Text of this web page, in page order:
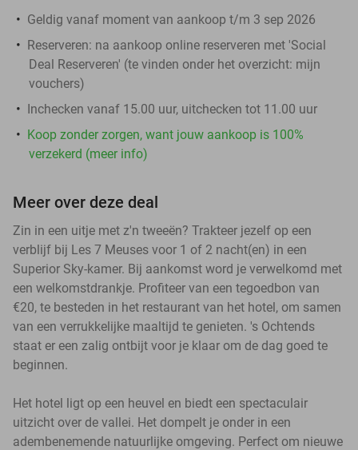
Geldig vanaf moment van aankoop t/m 3 sep 2026
Reserveren: na aankoop online reserveren met 'Social
Deal Reserveren' (te vinden onder het overzicht: mijn
vouchers)
Inchecken vanaf 15.00 uur, uitchecken tot 11.00 uur
Koop zonder zorgen, want jouw aankoop is 100%
verzekerd (meer info)
Meer over deze deal
Zin in een uitje met z'n tweeën? Trakteer jezelf op een
verblijf bij Les 7 Meuses voor 1 of 2 nacht(en) in een
Superior Sky-kamer. Bij aankomst word je verwelkomd met
een welkomstdrankje. Profiteer van een tegoedbon van
€20, te besteden in het restaurant van het hotel, om samen
van een verrukkelijke maaltijd te genieten. 's Ochtends
staat er een zalig ontbijt voor je klaar om de dag goed te
beginnen.
Het hotel ligt op een heuvel en biedt een spectaculair
uitzicht over de vallei. Het dompelt je onder in een
adembenemende natuurlijke omgeving. Perfect om nieuwe